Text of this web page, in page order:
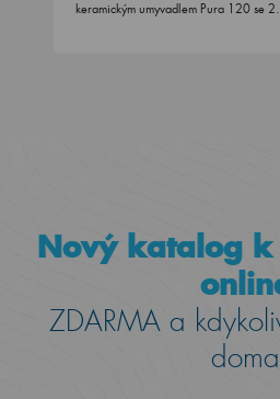
keramickým umyvadlem Pura 120 se
Nový katalog
ZDARMA a
doma